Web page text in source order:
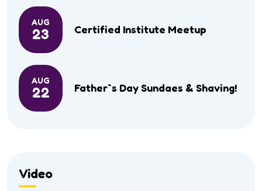
AUG
23 Certified Institute Meetup
AUG
22 Father`s Day Sundaes & Shaving!
Video